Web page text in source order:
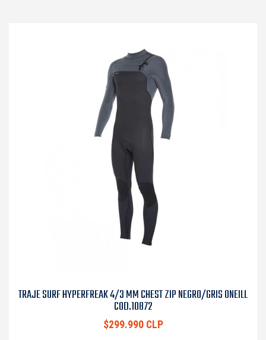
TRAJE SURF HYPERFREAK 4/3 MM CHEST ZIP NEGRO/GRIS ONEILL
COD.10872
$299.990 CLP